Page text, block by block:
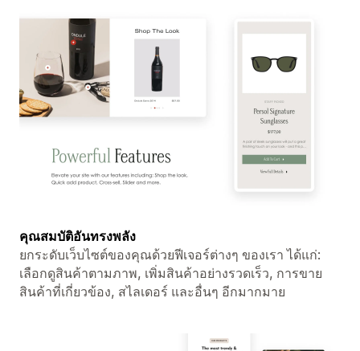
คุณสมบัติอันทรงพลัง
ยกระดับเว็บไซต์ของคุณด้วยฟีเจอร์ต่างๆ ของเรา ได้แก่:
เลือกดูสินค้าตามภาพ, เพิ่มสินค้าอย่างรวดเร็ว, การขาย
สินค้าที่เกี่ยวข้อง, สไลเดอร์ และอื่นๆ อีกมากมาย